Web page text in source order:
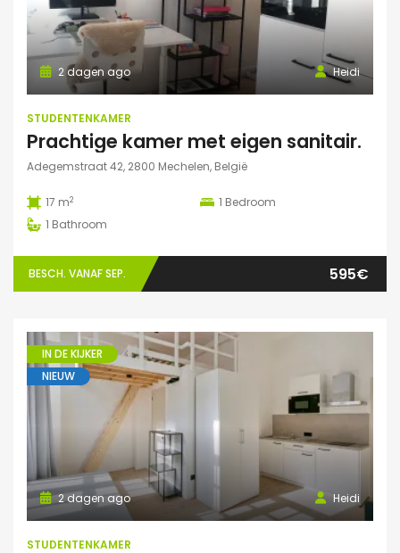
Heidi
2 dagen ago
STUDENTENKAMER
Prachtige kamer met eigen sanitair.
Adegemstraat 42, 2800 Mechelen, België
17 m2 1 Bedroom
1 Bathroom
BESCH. VANAF SEP. 595€
IN DE KIJKER
NIEUW
Heidi
2 dagen ago
STUDENTENKAMER